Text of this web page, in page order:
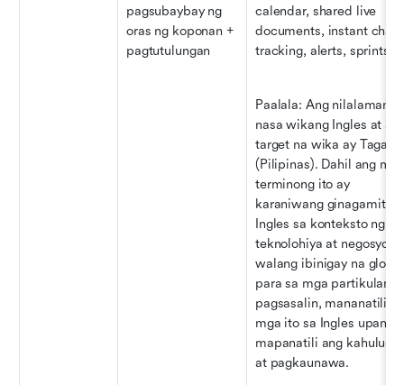
pagsubaybay ng
oras ng koponan +
pagtutulungan
calendar, shared live
documents, instant chat,
tracking, alerts, sprints
Paalala: Ang nilalaman
nasa wikang Ingles at
target na wika ay
(Pilipinas). Dahil ang
terminong ito ay
karaniwang ginagamit sa
Ingles sa konteksto ng
teknolohiya at negosyo,
walang ibinigay na
para sa mga partikular
pagsasalin, mananatili
mga ito sa Ingles upang
mapanatili ang
at pagkaunawa.